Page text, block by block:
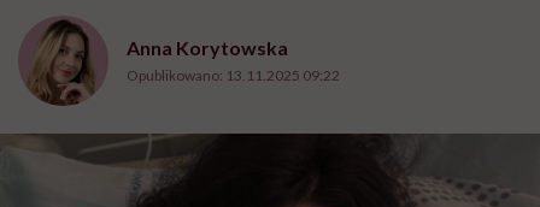
Anna Korytowska
Opublikowano: 13.11.2025 09:22